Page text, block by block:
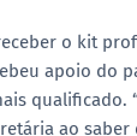
o kit
apoio do
qualificado.
ao